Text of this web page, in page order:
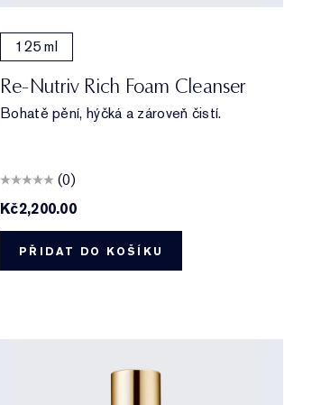
125 ml
Re-Nutriv Rich Foam Cleanser
Bohatě pění, hýčká a zároveň čistí.
(0)
Kč2,200.00
PŘIDAT DO KOŠÍKU